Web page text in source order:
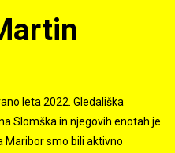
leta 2022. Gledališka
Slomška in njegovih enotah je
Maribor smo bili aktivno